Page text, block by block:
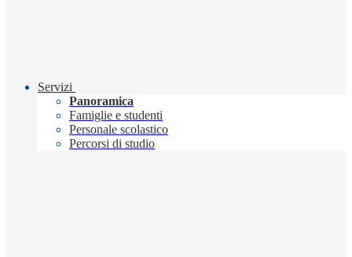
Servizi
Panoramica
Famiglie e studenti
Personale scolastico
Percorsi di studio